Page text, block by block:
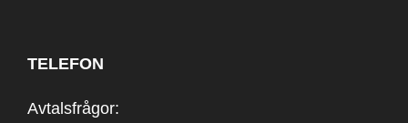
TELEFON
Avtalsfrågor: